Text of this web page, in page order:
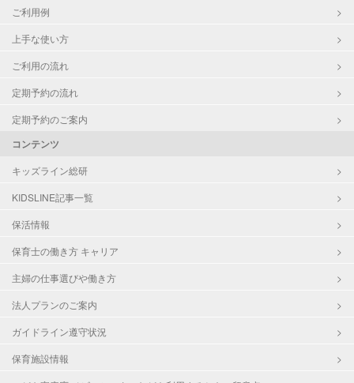
ご利用例
上手な使い方
ご利用の流れ
定期予約の流れ
定期予約のご案内
コンテンツ
キッズライン総研
KIDSLINE記事一覧
保活情報
保育士の働き方 キャリア
主婦の仕事選びや働き方
法人プランのご案内
ガイドライン遵守状況
保育施設情報